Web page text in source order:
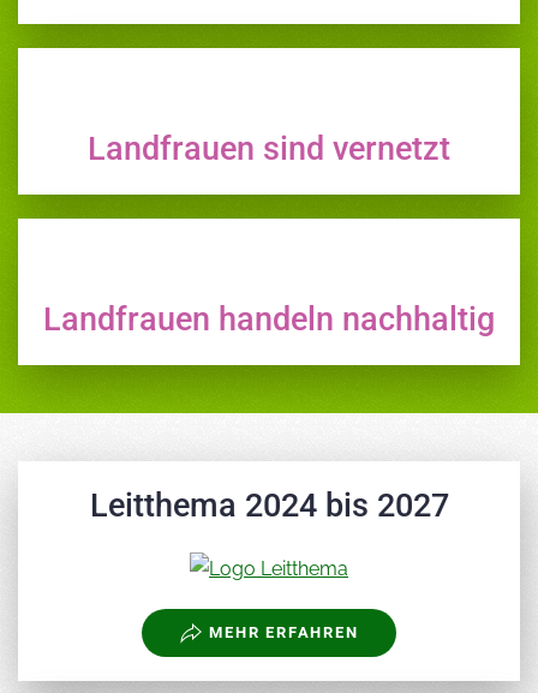
Landfrauen sind vernetzt
Landfrauen handeln nachhaltig
Leitthema 2024 bis 2027
MEHR ERFAHREN